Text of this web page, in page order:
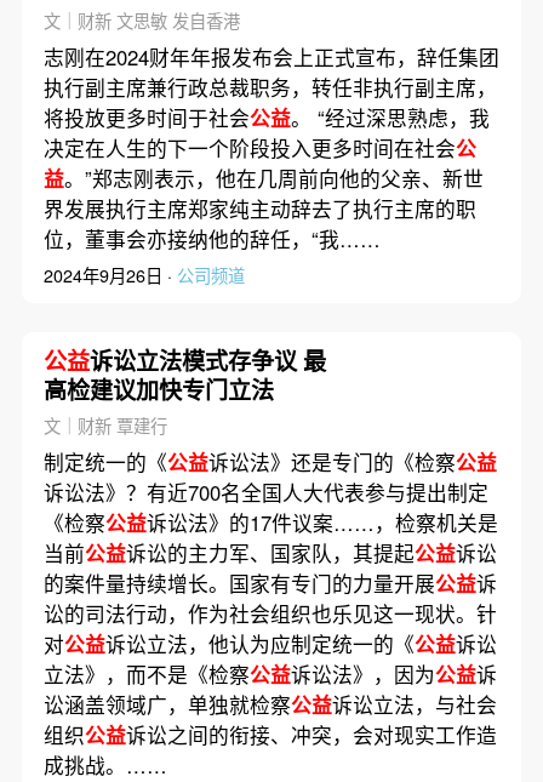
文｜财新 文思敏 发自香港
志刚在2024财年年报发布会上正式宣布，辞任集团
执行副主席兼行政总裁职务，转任非执行副主席，
将投放更多时间于社会公益。 “经过深思熟虑，我
决定在人生的下一个阶段投入更多时间在社会公
益。”郑志刚表示，他在几周前向他的父亲、新世
界发展执行主席郑家纯主动辞去了执行主席的职
位，董事会亦接纳他的辞任，“我……
2024年9月26日 · 公司频道
公益诉讼立法模式存争议 最
高检建议加快专门立法
文｜财新 覃建行
制定统一的《公益诉讼法》还是专门的《检察公益
诉讼法》？有近700名全国人大代表参与提出制定
《检察公益诉讼法》的17件议案……，检察机关是
当前公益诉讼的主力军、国家队，其提起公益诉讼
的案件量持续增长。国家有专门的力量开展公益诉
讼的司法行动，作为社会组织也乐见这一现状。针
对公益诉讼立法，他认为应制定统一的《公益诉讼
立法》，而不是《检察公益诉讼法》，因为公益诉
讼涵盖领域广，单独就检察公益诉讼立法，与社会
组织公益诉讼之间的衔接、冲突，会对现实工作造
成挑战。……